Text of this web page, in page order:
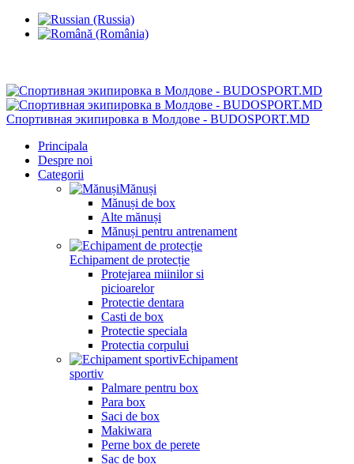
Спортивная экипировка в Молдове - BUDOSPORT.MD
Principala
Despre noi
Categorii
Mănuși
Mănuși de box
Alte mănuși
Mănuși pentru antrenament
Echipament de protecție
Protejarea miinilor si
picioarelor
Protectie dentara
Casti de box
Protectie speciala
Protectia corpului
Echipament
sportiv
Palmare pentru box
Para box
Saci de box
Makiwara
Perne box de perete
Sac de box